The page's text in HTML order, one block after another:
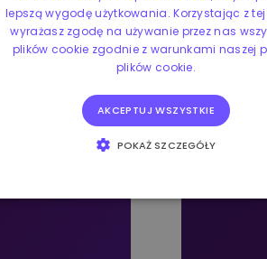
lepszą wygodę użytkowania. Korzystając z
wyrażasz zgodę na używanie przez nas
plików cookie zgodnie z warunkami naszej
plików cookie.
AKCEPTUJ WSZYSTKIE
POKAŻ SZCZEGÓŁY